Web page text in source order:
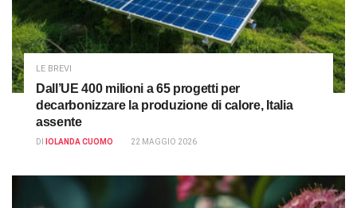
LE BREVI
Dall’UE 400 milioni a 65 progetti per
decarbonizzare la produzione di calore, Italia
assente
DI IOLANDA CUOMO 22 MAGGIO 2026